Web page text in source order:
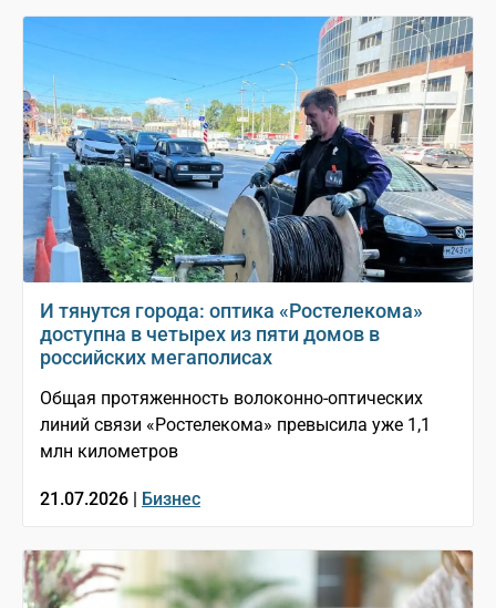
И тянутся города: оптика «Ростелекома»
доступна в четырех из пяти домов в
российских мегаполисах
Общая протяженность волоконно-оптических
линий связи «Ростелекома» превысила уже 1,1
млн километров
21.07.2026 | Бизнес